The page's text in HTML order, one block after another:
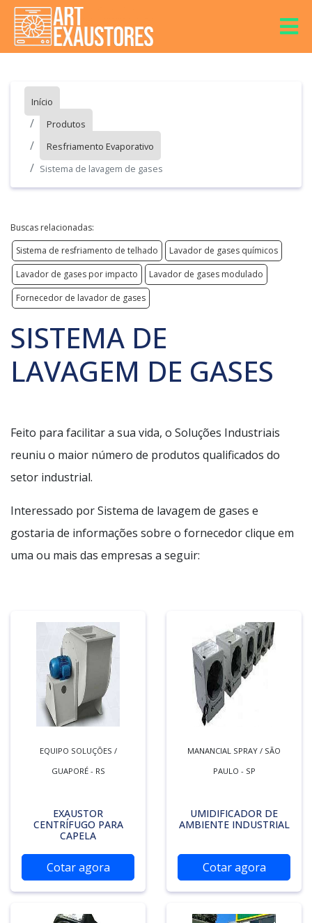
Início
Produtos
Resfriamento Evaporativo
Sistema de lavagem de gases
Buscas relacionadas:
Sistema de resfriamento de telhado
Lavador de gases químicos
Lavador de gases por impacto
Lavador de gases modulado
Fornecedor de lavador de gases
SISTEMA DE
LAVAGEM DE GASES
Feito para facilitar a sua vida, o Soluções Industriais
reuniu o maior número de produtos qualificados do
setor industrial.
Interessado por Sistema de lavagem de gases e
gostaria de informações sobre o fornecedor clique em
uma ou mais das empresas a seguir:
EQUIPO SOLUÇÕES /
GUAPORÉ - RS
EXAUSTOR
CENTRÍFUGO PARA
CAPELA
Cotar agora
MANANCIAL SPRAY / SÃO
PAULO - SP
UMIDIFICADOR DE
AMBIENTE INDUSTRIAL
Cotar agora